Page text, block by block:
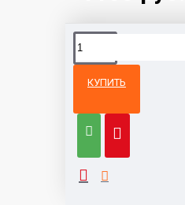
КУПИТЬ
категории